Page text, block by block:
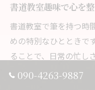
書道教室趣味で心を
書道教室で筆を持つ時
めの特別なひとときで
ることで、日常の忙し
になれるのが書道の大
090-4263-9887